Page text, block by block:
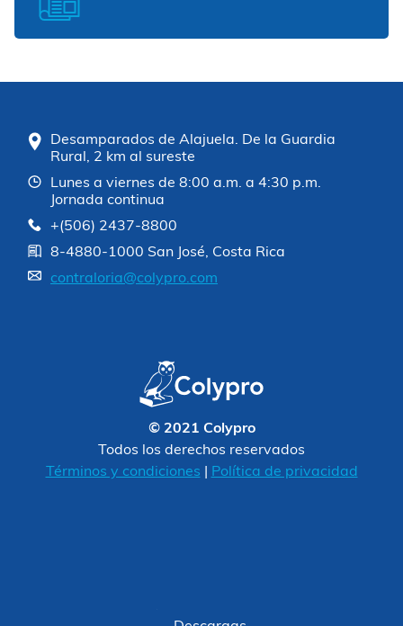
Desamparados de Alajuela. De la Guardia
Rural, 2 km al sureste
Lunes a viernes de 8:00 a.m. a 4:30 p.m.
Jornada continua
+(506) 2437-8800
8-4880-1000 San José, Costa Rica
contraloria@colypro.com
© 2021 Colypro
Todos los derechos reservados
Términos y condiciones
Política de privacidad